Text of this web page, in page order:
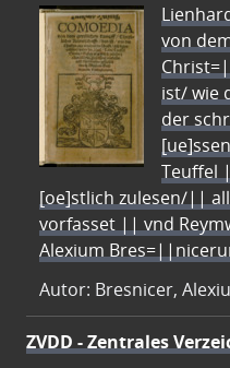
von
ist/ wie
der
Teuffel
[oe]stlich zulesen/||
vorfasset || vnd
Alexium
Autor: Bresnicer,
ZVDD - Zentrales